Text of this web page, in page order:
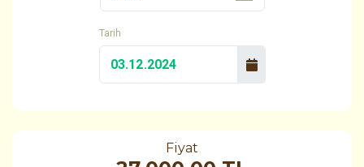
Tarih
Fiyat